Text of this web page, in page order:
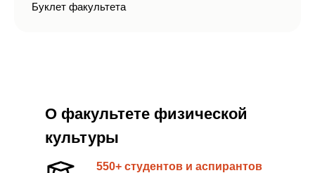
Буклет факультета
550+ студентов и аспирантов
О факультете физической
культуры